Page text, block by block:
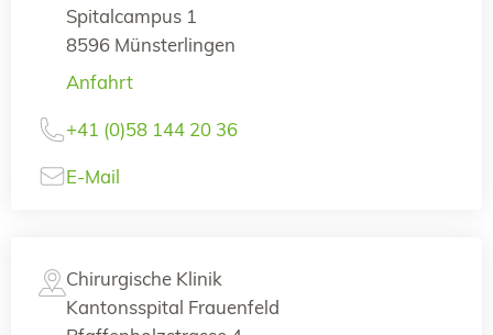
Spitalcampus 1
8596 Münsterlingen
Anfahrt
+41 (0)58 144 20 36
E-Mail
Chirurgische Klinik
Kantonsspital Frauenfeld